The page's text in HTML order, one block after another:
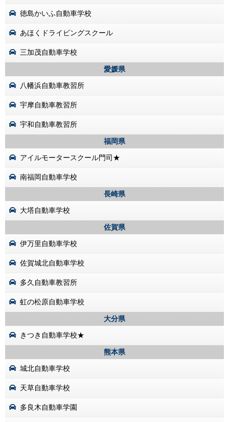
徳島かいふ自動車学校
あほくドライビングスクール
三加茂自動車学校
愛媛県
八幡浜自動車教習所
宇摩自動車教習所
宇和自動車教習所
福岡県
アイルモータースクール門司★
南福岡自動車学校
長崎県
大塔自動車学校
佐賀県
伊万里自動車学校
佐賀城北自動車学校
多久自動車教習所
虹の松原自動車学校
大分県
きつき自動車学校★
熊本県
城北自動車学校
天草自動車学校
多良木自動車学園